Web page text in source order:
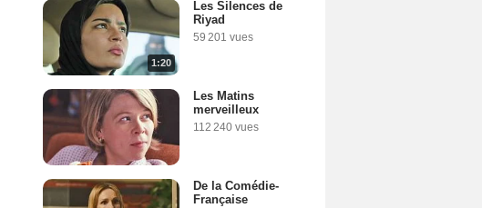
1:20
Les Silences de
Riyad
59 201 vues
Les Matins
merveilleux
112 240 vues
De la Comédie-
Française